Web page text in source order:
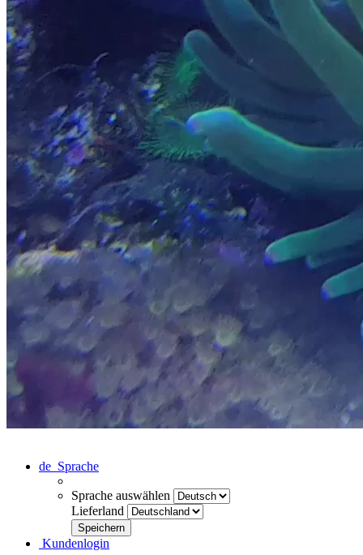
de Sprache
Sprache auswählen
Lieferland
Kundenlogin